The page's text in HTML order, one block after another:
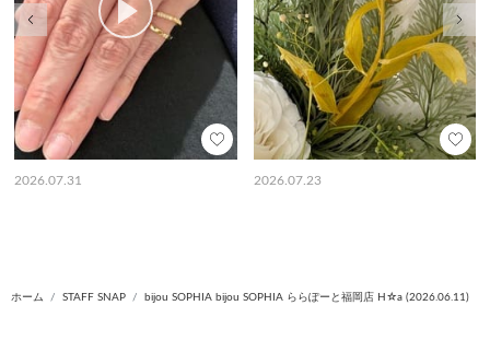
2026.07.31 2026.07.23
前の画像
ホーム STAFF SNAP bijou SOPHIA bijou SOPHIA ららぽーと福岡店 H☆a (2026.06.11)